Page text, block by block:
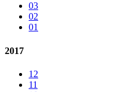
03
02
01
2017
12
11